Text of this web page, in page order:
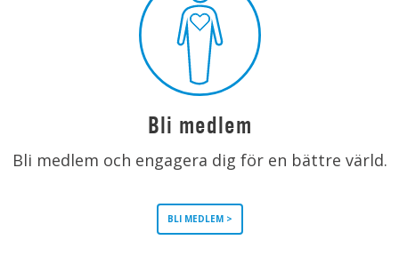
Bli medlem
Bli medlem och engagera dig för en bättre värld.
BLI MEDLEM >